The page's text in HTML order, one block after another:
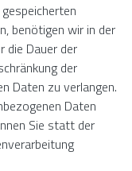
benötigen wir in der
die Dauer der
der
Daten zu verlangen.
Daten
Sie statt der